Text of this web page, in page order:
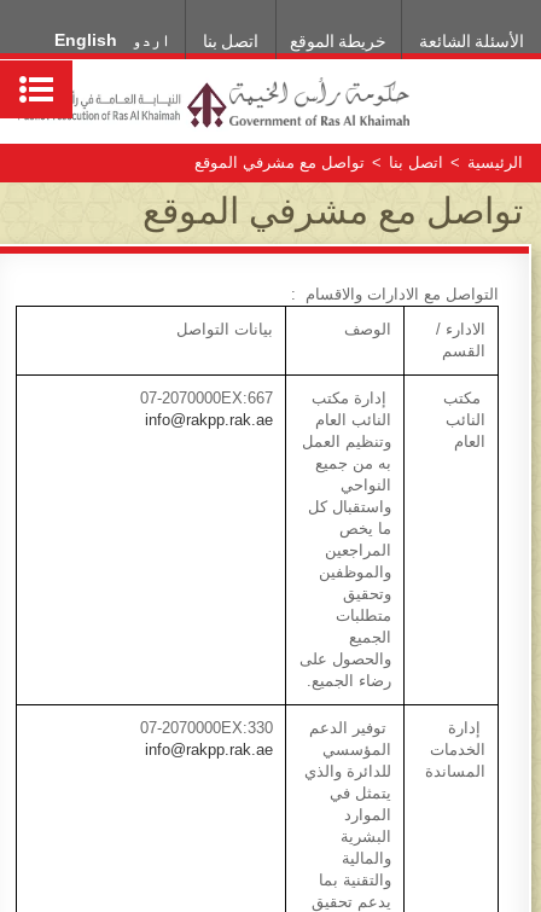
اردو English اتصل بنا خريطة الموقع الأسئلة الشائعة
الرئيسية > اتصل بنا > تواصل مع مشرفي الموقع
تواصل مع مشرفي الموقع
التواصل مع الادارات والاقسام :
الادارء /
القسم​
الوصف​ بيانات التواصل​
مكتب
النائب
العام​
إدارة مكتب
النائب العام
وتنظيم العمل
به من جميع
النواحي
واستقبال كل
ما يخص
المراجعين
والموظفين
وتحقيق
متطلبات
الجميع
والحصول على
رضاء الجميع.​
07-2070000EX:667
info@rakpp.rak.ae
إدارة
الخدمات
المساندة ​
توفير الدعم
المؤسسي
للدائرة والذي
يتمثل في
الموارد
البشرية
والمالية
والتقنية بما
يدعم تحقيق
07-2070000EX:330
info@rakpp.rak.ae